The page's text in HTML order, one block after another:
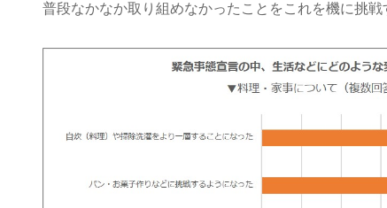
普段なかなか取り組めなかったことをこれを機に挑戦